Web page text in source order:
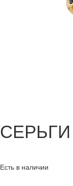
СЕРЬГИ
Есть в наличии